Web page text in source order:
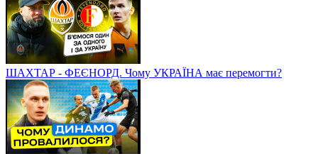
ШАХТАР - ФЕЄНОРД. Чому УКРАЇНА має перемогти?